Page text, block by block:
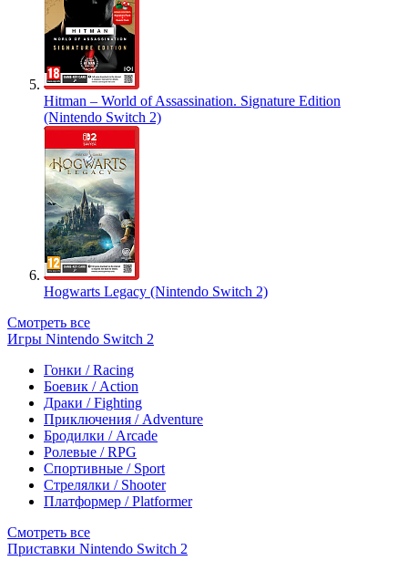
Hitman – World of Assassination. Signature Edition
(Nintendo Switch 2)
Hogwarts Legacy (Nintendo Switch 2)
Смотреть все
Игры Nintendo Switch 2
Гонки / Racing
Боевик / Action
Драки / Fighting
Приключения / Adventure
Бродилки / Arcade
Ролевые / RPG
Спортивные / Sport
Стрелялки / Shooter
Платформер / Platformer
Смотреть все
Приставки Nintendo Switch 2